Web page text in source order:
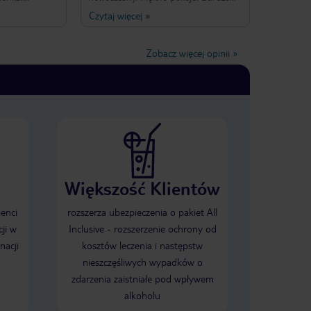
i dzieci
chcesz
do hotelu.
dobre śniadania. Polecam wszystkim
:) Do centrum łatwo się dostać, w
stadionu. Mimo śmieci wokół, w
hotelu inny świat :)
Czytaj więcej »
Zobacz więcej opinii »
w
Większość Klientów
rozszerza ubezpieczenia o pakiet All
Inclusive - rozszerzenie ochrony od
kosztów leczenia i następstw
nieszczęśliwych wypadków o
zdarzenia zaistniałe pod wpływem
alkoholu